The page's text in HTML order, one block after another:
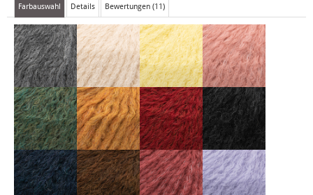
Farbauswahl Details Bewertungen (11)